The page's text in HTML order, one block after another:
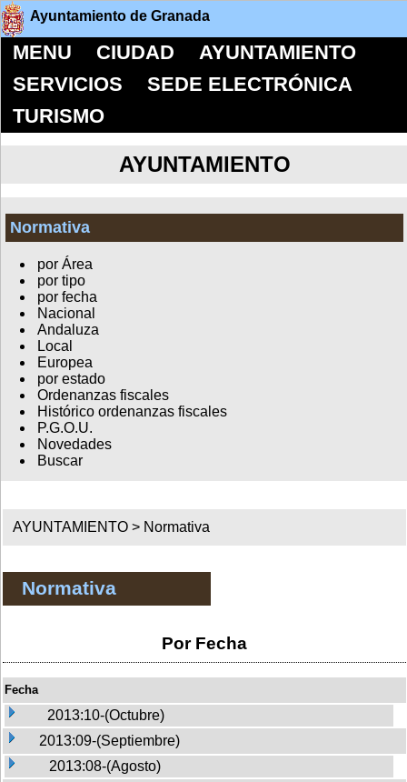
Ayuntamiento de Granada
MENU CIUDAD
AYUNTAMIENTO
SERVICIOS
SEDE ELECTRÓNICA
TURISMO
AYUNTAMIENTO
Normativa
por Área
por tipo
por fecha
Nacional
Andaluza
Local
Europea
por estado
Ordenanzas fiscales
Histórico ordenanzas fiscales
P.G.O.U.
Novedades
Buscar
AYUNTAMIENTO > Normativa
Normativa
Por Fecha
Fecha
2013:10-(Octubre)
2013:09-(Septiembre)
2013:08-(Agosto)